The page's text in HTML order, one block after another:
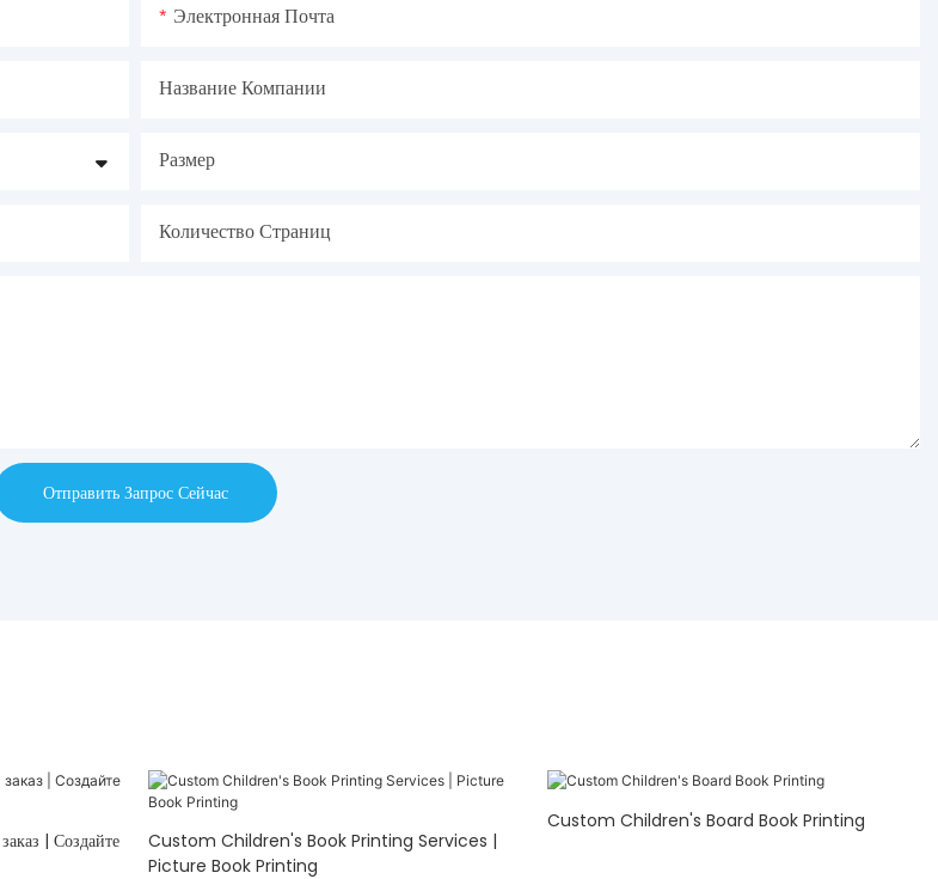
Электронная Почта
Название Компании
Размер
Количество Страниц
Отправить Запрос Сейчас
| Создайте
Custom Children's Book Printing Services |
Picture Book Printing
Custom Children's Board Book Printing